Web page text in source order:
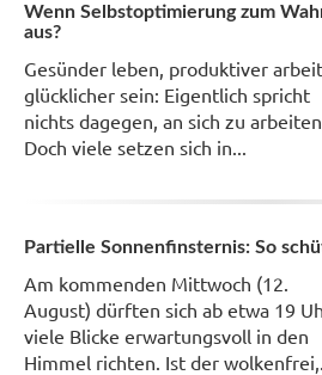
Wenn Selbstoptimierung zum
aus?
Gesünder leben, produktiver
glücklicher sein: Eigentlich spricht
nichts dagegen, an sich zu arbeiten.
Doch viele setzen sich in...
Partielle Sonnenfinsternis: So
Am kommenden Mittwoch (12.
August) dürften sich ab etwa 19
viele Blicke erwartungsvoll in den
Himmel richten. Ist der wolkenfrei,...